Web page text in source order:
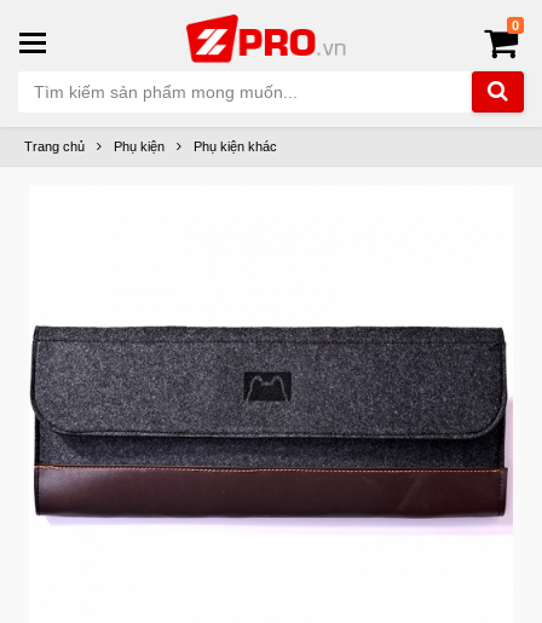
0
Trang chủ Phụ kiện Phụ kiện khác